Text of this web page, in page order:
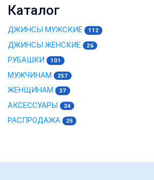
Каталог
ДЖИНСЫ МУЖСКИЕ 112
ДЖИНСЫ ЖЕНСКИЕ 26
РУБАШКИ 101
МУЖЧИНАМ 257
ЖЕНЩИНАМ 37
АКСЕССУАРЫ 34
РАСПРОДАЖА 25